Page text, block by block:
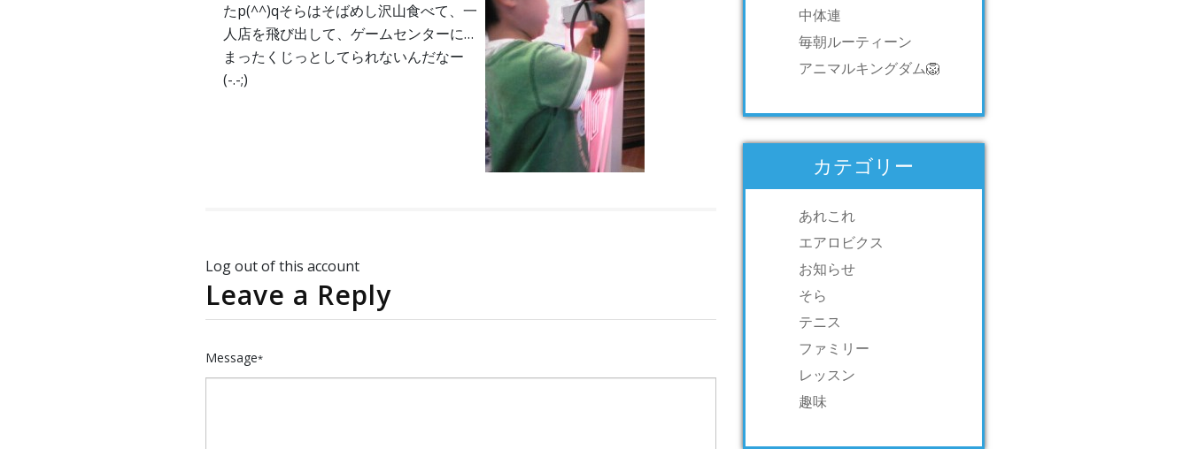
たp(^^)qそらはそばめし沢山食べて、一
人店を飛び出して、ゲームセンターに…
まったくじっとしてられないんだなー
(-.-;)
Log out of this account
Leave a Reply
Message*
中体連
毎朝ルーティーン
アニマルキングダム🦁
カテゴリー
あれこれ
エアロビクス
お知らせ
そら
テニス
ファミリー
レッスン
趣味